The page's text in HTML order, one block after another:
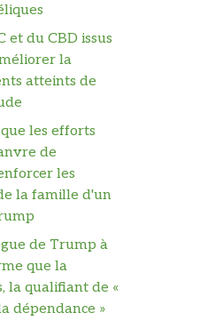
et du CBD issus
la
atteints de
les efforts
de
les
la famille d'un
de Trump à
que la
la qualifiant de «
dépendance »